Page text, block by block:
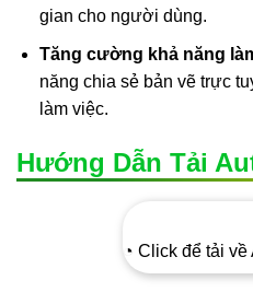
gian cho người dùng.
Tăng cường khả năng
năng chia sẻ bản vẽ trực
làm việc.
Hướng Dẫn Tải
◔ Click để tải